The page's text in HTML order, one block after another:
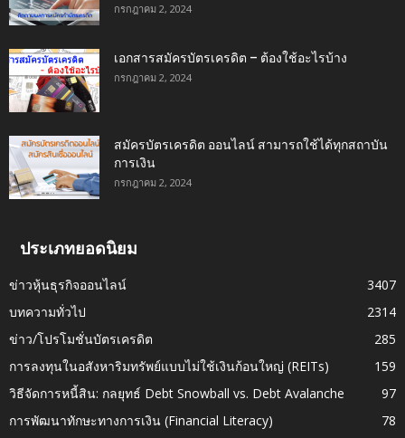
กรกฎาคม 2, 2024
เอกสารสมัครบัตรเครดิต – ต้องใช้อะไรบ้าง
กรกฎาคม 2, 2024
สมัครบัตรเครดิต ออนไลน์ สามารถใช้ได้ทุกสถาบัน
การเงิน
กรกฎาคม 2, 2024
ประเภทยอดนิยม
ข่าวหุ้นธุรกิจออนไลน์
3407
บทความทั่วไป
2314
ข่าว/โปรโมชั่นบัตรเครดิต
285
การลงทุนในอสังหาริมทรัพย์แบบไม่ใช้เงินก้อนใหญ่ (REITs)
159
วิธีจัดการหนี้สิน: กลยุทธ์ Debt Snowball vs. Debt Avalanche
97
การพัฒนาทักษะทางการเงิน (Financial Literacy)
78